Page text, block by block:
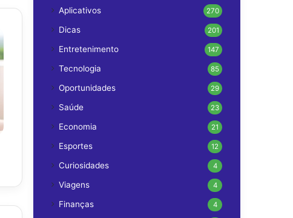
Aplicativos 270
Dicas 201
Entretenimento 147
Tecnologia 85
Oportunidades 29
Saúde 23
Economia 21
Esportes 12
Curiosidades 4
Viagens 4
Finanças 4